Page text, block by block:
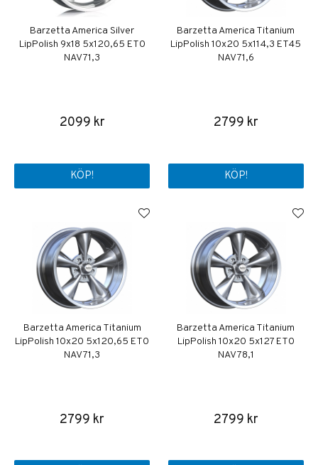
Barzetta America Silver
LipPolish 9x18 5x120,65 ET0
NAV 71,3
2099 kr
KÖP!
Barzetta America Titanium
LipPolish 10x20 5x114,3 ET45
NAV 71,6
2799 kr
KÖP!
Barzetta America Titanium
LipPolish 10x20 5x120,65 ET0
NAV 71,3
2799 kr
Barzetta America Titanium
LipPolish 10x20 5x127 ET0
NAV 78,1
2799 kr